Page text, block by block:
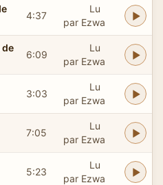
4:37
Lu
par Ezwa
de
6:09
Lu
par Ezwa
3:03
Lu
par Ezwa
7:05
Lu
par Ezwa
5:23
Lu
par Ezwa